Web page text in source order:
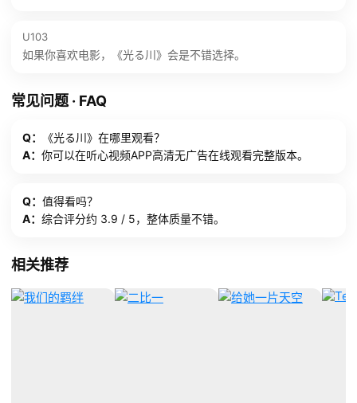
U103
如果你喜欢电影，《光る川》会是不错选择。
常见问题 · FAQ
Q：
《光る川》在哪里观看？
A： 你可以在听心视频APP高清无广告在线观看完整版本。
Q： 值得看吗？
A： 综合评分约 3.9 / 5，整体质量不错。
相关推荐